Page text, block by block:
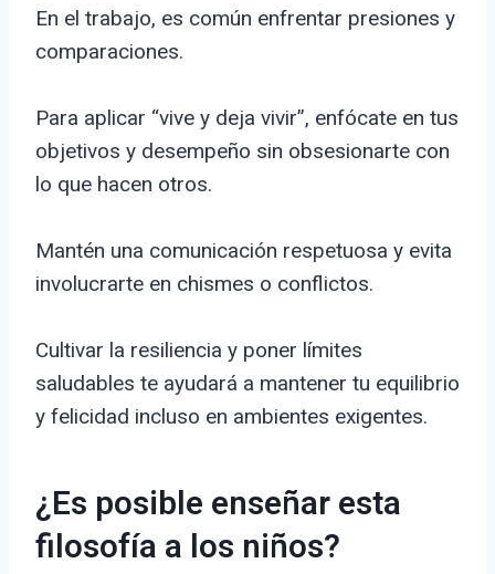
En el trabajo, es común enfrentar presiones y
comparaciones.
Para aplicar “vive y deja vivir”, enfócate en tus
objetivos y desempeño sin obsesionarte con
lo que hacen otros.
Mantén una comunicación respetuosa y evita
involucrarte en chismes o conflictos.
Cultivar la resiliencia y poner límites
saludables te ayudará a mantener tu equilibrio
y felicidad incluso en ambientes exigentes.
¿Es posible enseñar esta
filosofía a los niños?